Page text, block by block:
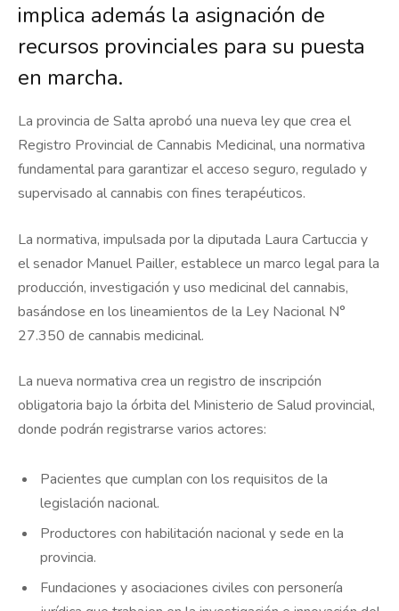
implica además la asignación de
recursos provinciales para su puesta
en marcha.
La provincia de Salta aprobó una nueva ley que crea el
Registro Provincial de Cannabis Medicinal, una normativa
fundamental para garantizar el acceso seguro, regulado y
supervisado al cannabis con fines terapéuticos.
La normativa, impulsada por la diputada Laura Cartuccia y
el senador Manuel Pailler, establece un marco legal para la
producción, investigación y uso medicinal del cannabis,
basándose en los lineamientos de la Ley Nacional N°
27.350 de cannabis medicinal.
La nueva normativa crea un registro de inscripción
obligatoria bajo la órbita del Ministerio de Salud provincial,
donde podrán registrarse varios actores:
Pacientes que cumplan con los requisitos de la
legislación nacional.
Productores con habilitación nacional y sede en la
provincia.
Fundaciones y asociaciones civiles con personería